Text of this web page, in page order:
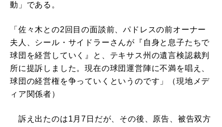
動」である。
「佐々木との2回目の面談前、パドレスの前オーナー
夫人、シール・サイドラーさんが『自身と息子たちで
球団を経営していく』と、テキサス州の遺言検認裁判
所に提訴しました。現在の球団運営陣に不満を唱え、
球団の経営権を争っていくというのです」（現地メデ
ィア関係者）
訴え出たのは1月7日だが、その後、原告、被告双方